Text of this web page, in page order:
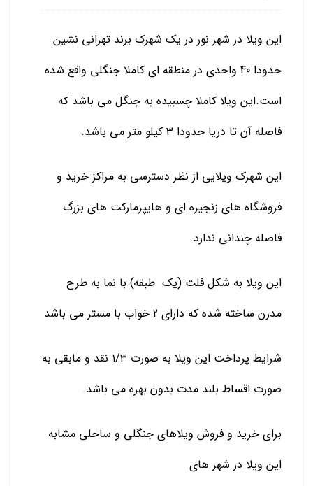
این ویلا در شهر نور در یک شهرک برند تهرانی نشین
حدودا 40 واحدی در منطقه ای کاملا جنگلی واقع شده
است.این ویلا کاملا چسبیده به جنگل می باشد که
فاصله آن تا دریا حدودا 3 کیلو متر می باشد.
این شهرک ویلایی از نظر دسترسی به مراکز خرید و
فروشگاه های زنجیره ای و هایپرمارکت های بزرگ
فاصله چندانی ندارد.
این ویلا به شکل فلت (یک طبقه) با نما به طرح
مدرن ساخته شده که دارای 2 خواب با مستر می باشد
شرایط پرداخت این ویلا به صورت ۱/۳ نقد و مابقی به
صورت اقساط بلند مدت بدون بهره می باشد.
برای خرید و فروش ویلاهای جنگلی و ساحلی مشابه
این ویلا در شهر های